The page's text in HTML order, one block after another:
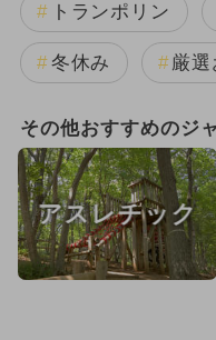
トランポリン
冬休み 厳
その他おすすめのジ
アスレチック